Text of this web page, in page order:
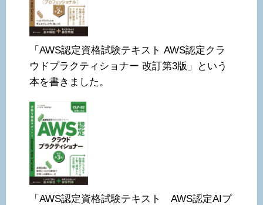
「AWS認定資格試験テキスト AWS認定クラ
ウドプラクティショナー 改訂第3版」という
本を書きました。
「AWS認定資格試験テキスト AWS認定AIプ